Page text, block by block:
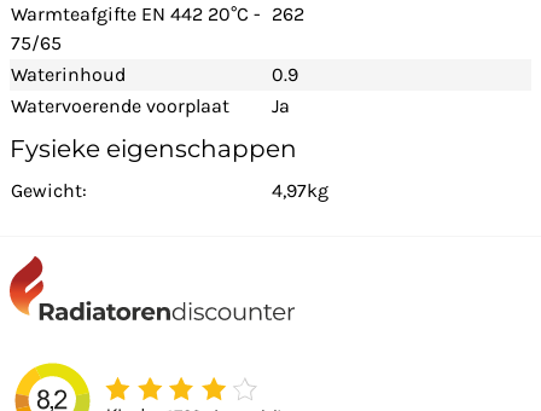
Warmteafgifte EN 442 20°C -
75/65
262
Waterinhoud
0.9
Watervoerende voorplaat
Ja
Fysieke eigenschappen
Gewicht: 4,97kg